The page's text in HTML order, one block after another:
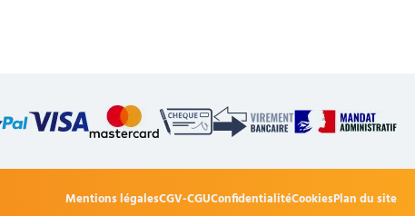
Mentions légalesCGV-CGUConfidentialitéCookiesPlan du site